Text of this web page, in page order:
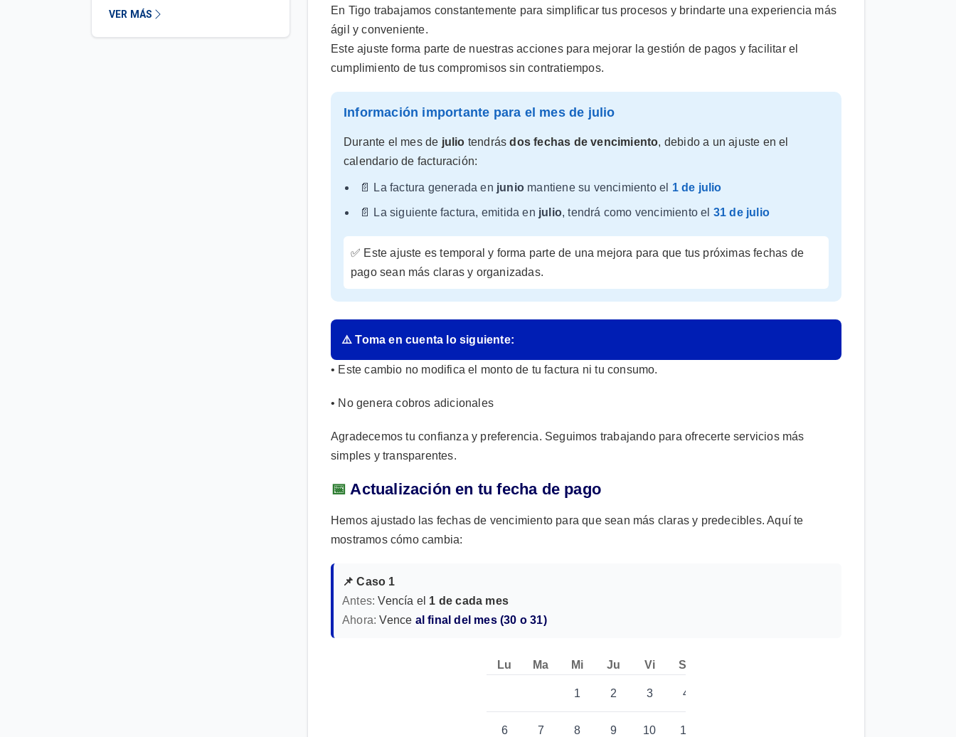
VER MÁS
En Tigo trabajamos constantemente para simplificar tus procesos y brindarte una experiencia más
ágil y conveniente.
Este ajuste forma parte de nuestras acciones para mejorar la gestión de pagos y facilitar el
cumplimiento de tus compromisos sin contratiempos.
Información importante para el mes de julio
Durante el mes de julio tendrásdos fechas de vencimiento, debido a un ajuste en el
calendario de facturación:
📄 La factura generada en junio mantiene su vencimiento el 1 de julio
📄 La siguiente factura, emitida en julio, tendrá como vencimiento el 31 de julio
✅ Este ajuste es temporal y forma parte de una mejora para que tus próximas fechas de
pago sean más claras y organizadas.
⚠️ Toma en cuenta lo siguiente:
• Este cambio no modifica el monto de tu factura ni tu consumo.
• No genera cobros adicionales
Agradecemos tu confianza y preferencia. Seguimos trabajando para ofrecerte servicios más
simples y transparentes.
📅 Actualización en tu fecha de pago
Hemos ajustado las fechas de vencimiento para que sean más claras y predecibles. Aquí te
mostramos cómo cambia:
📌 Caso 1
Antes: Vencía el 1 de cada mes
Ahora: Vence al final del mes (30 o 31)
Lu Ma Mi Ju Vi Sa
1 2 3 4
6 7 8 9 10 11